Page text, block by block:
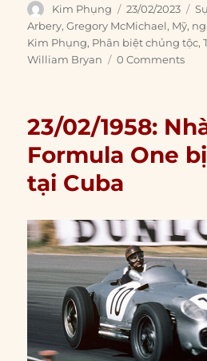
Author
Kim Phụng
Posted
on
23/02/2023
Arbery,Gregory McMichael, Mỹ,
Kim Phụng, Phân biệt chủng tộc,
William Bryan
0 Comments
23/02/1958:
Formula One
tại Cuba